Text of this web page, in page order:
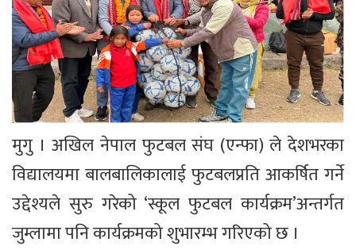
मुगु । अखिल नेपाल फुटबल संघ (एन्फा) ले देशभरका
विद्यालयमा बालबालिकालाई फुटबलप्रति आकर्षित गर्ने
उद्देश्यले सुरु गरेको ‘स्कूल फुटबल कार्यक्रम’अन्तर्गत
जुम्लामा पनि कार्यक्रमको शुभारम्भ गरिएको छ ।